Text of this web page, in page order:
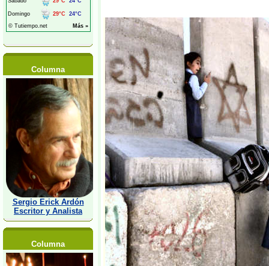
Columna
Sergio Erick Ardón
Escritor y Analista
Columna